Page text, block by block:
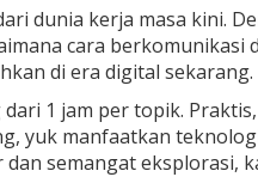
dunia kerja masa kini.
cara berkomunikasi
di era digital sekarang.
1 jam per topik.
yuk manfaatkan
semangat eksplorasi,